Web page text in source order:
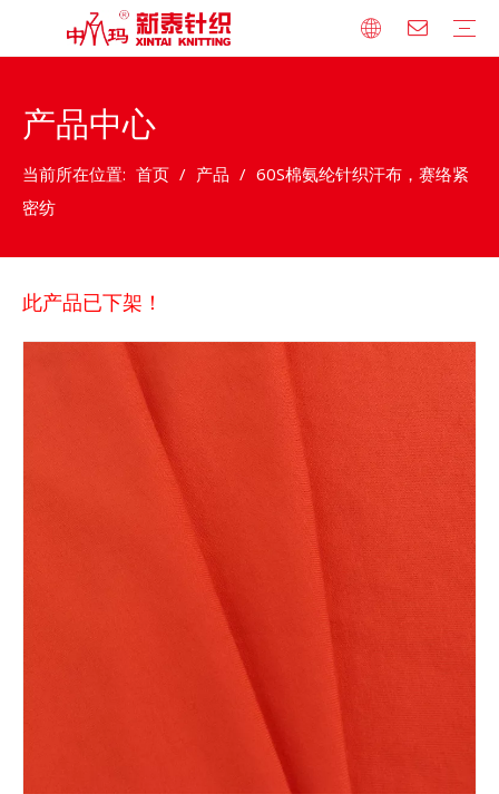
产品中心
当前所在位置: 首页 / 产品 / 60S棉氨纶针织汗布，赛络紧
密纺
此产品已下架！